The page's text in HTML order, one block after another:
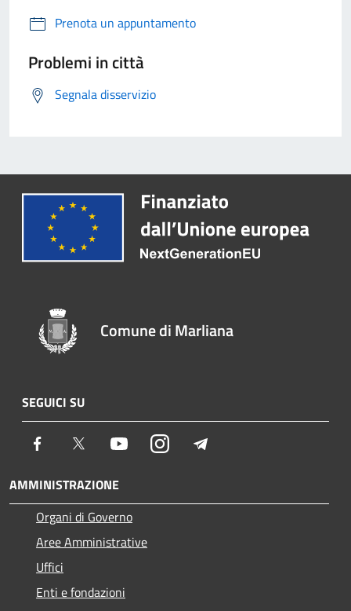
Prenota un appuntamento
Problemi in città
Segnala disservizio
Comune di Marliana
SEGUICI SU
Facebook Twitter YoutubeInstagram
AMMINISTRAZIONE
Organi di Governo
Aree Amministrative
Uffici
Enti e fondazioni